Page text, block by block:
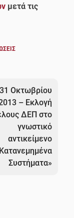
μετά τις
31 Οκτωβρίου
– Εκλογή
ΔΕΠ στο
γνωστικό
αντικείμενο
Συστήματα»